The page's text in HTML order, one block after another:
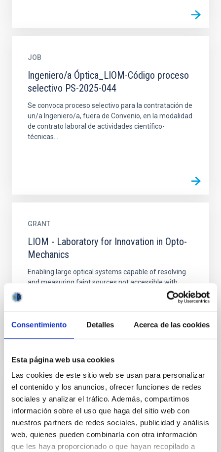
Consentimiento Detalles Acerca de las cookies
Esta página web usa cookies
Las cookies de este sitio web se usan para personalizar
el contenido y los anuncios, ofrecer funciones de redes
sociales y analizar el tráfico. Además, compartimos
información sobre el uso que haga del sitio web con
nuestros partners de redes sociales, publicidad y análisis
web, quienes pueden combinarla con otra información
que les haya proporcionado o que hayan recopilado a
JOB
Ingeniero/a Óptica_LIOM-Código proceso
selectivo PS-2025-044
Se convoca proceso selectivo para la contratación de
un/a Ingeniero/a, fuera de Convenio, en la modalidad
de contrato laboral de actividades científico-
técnicas...
GRANT
LIOM - Laboratory for Innovation in Opto-
Mechanics
Enabling large optical systems capable of resolving
and measuring faint sources not accessible with
current remote sensing instruments and detectors is
NEWS
LIOM, the IAC's technological laboratory
for finding life beyond the Solar System
From 14 to 16 February, the second scientific meeting
of the Laboratory for Innovation in Opto-Mechanics